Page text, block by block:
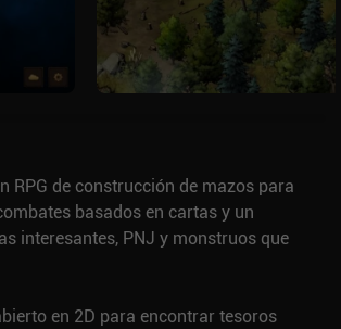
RPG de construcción de mazos para
basados en cartas y un
interesantes, PNJ y monstruos que
en 2D para encontrar tesoros